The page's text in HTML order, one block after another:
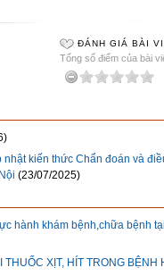
ĐÁNH GIÁ BÀI
Tổng số điểm của bài
kiến thức Chẩn đoán và
(23/07/2025)
hành khám bệnh,chữa bệnh
XỊT, HÍT TRONG BỆNH